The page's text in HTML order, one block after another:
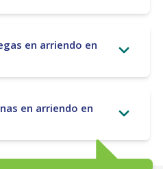
en arriendo en
en arriendo en